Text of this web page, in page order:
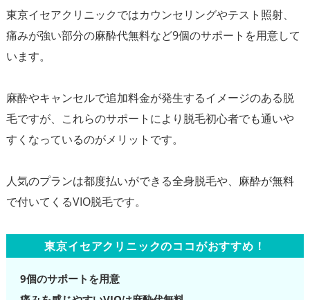
東京イセアクリニックではカウンセリングやテスト照射、
痛みが強い部分の麻酔代無料など9個のサポートを用意して
います。
麻酔やキャンセルで追加料金が発生するイメージのある脱
毛ですが、これらのサポートにより脱毛初心者でも通いや
すくなっているのがメリットです。
人気のプランは都度払いができる全身脱毛や、麻酔が無料
東京イセアクリニックのココがおすすめ！
9個のサポートを用意